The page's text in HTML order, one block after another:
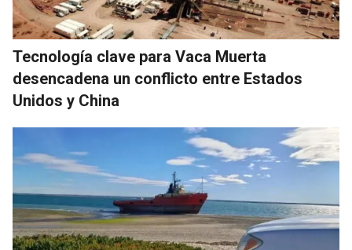
Tecnología clave para Vaca Muerta
desencadena un conflicto entre Estados
Unidos y China